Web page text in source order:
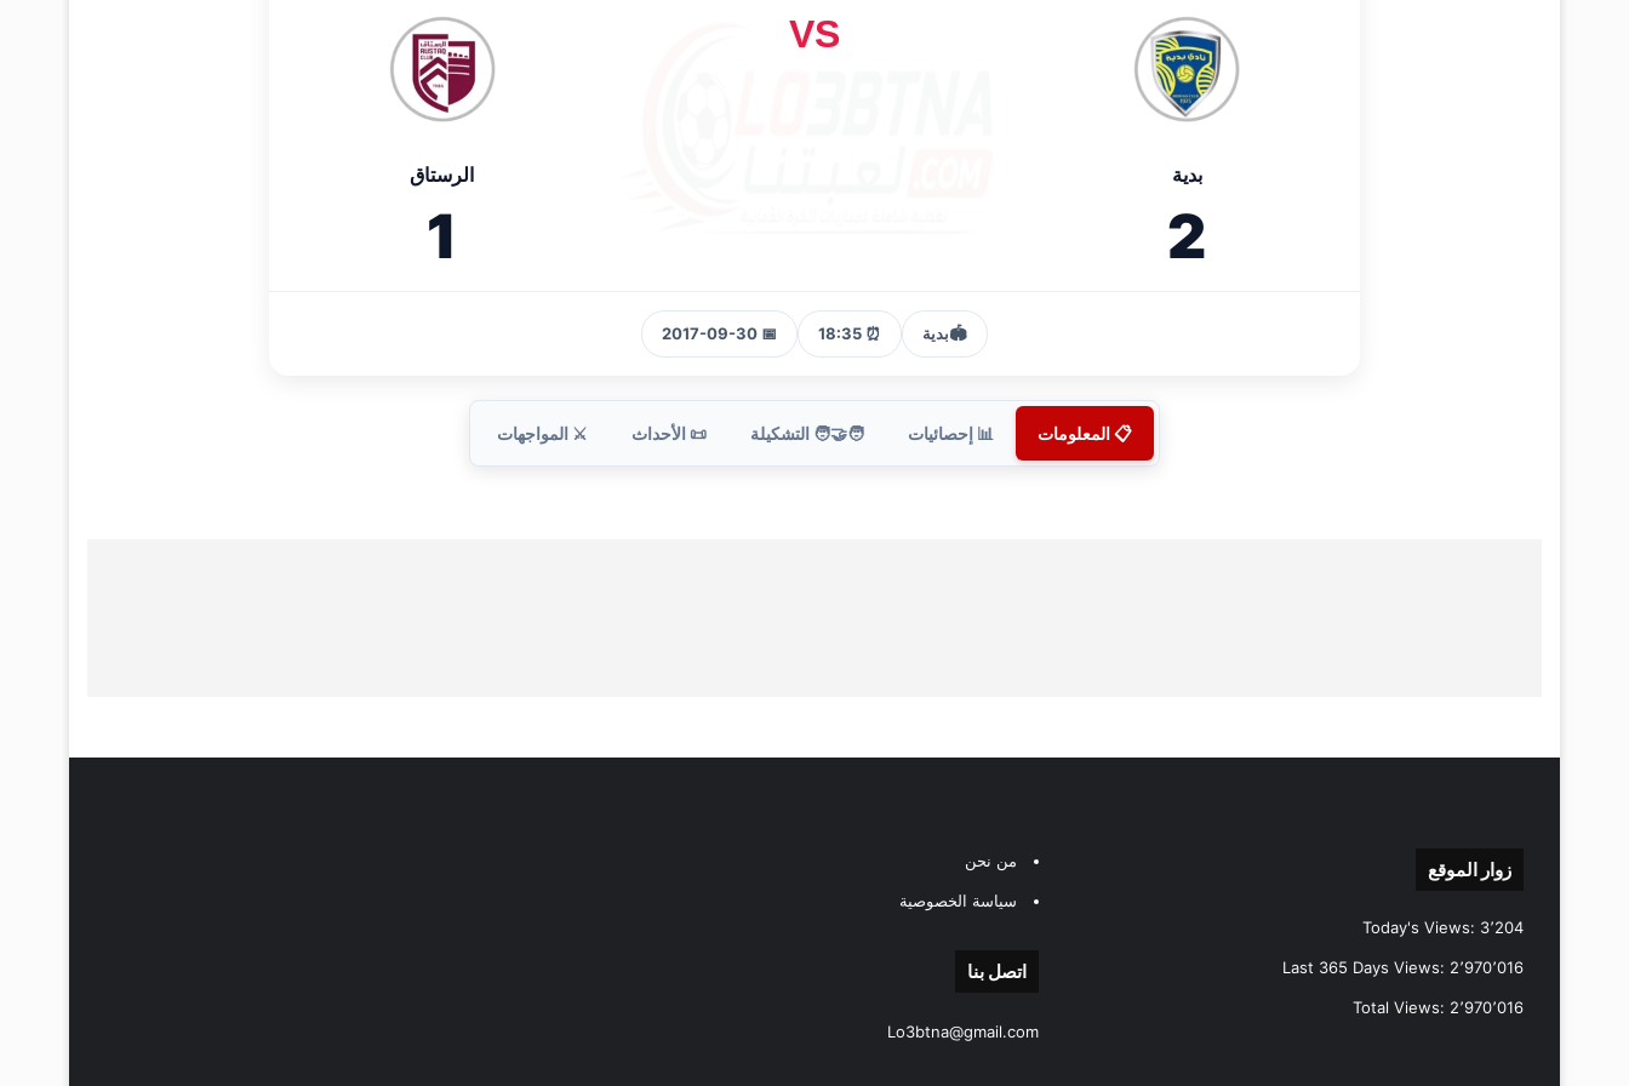
بدية
2
VS
الرستاق
1
🏟️بدية ⏰ 18:35
📅 2017-09-30
📋 المعلومات 📊 إحصائيات 🧑‍🤝‍🧑 التشكيلة 📜 الأحداث ⚔️ المواجهات
زوار الموقع
Today's Views: 3٬204
Last 365 Days Views: 2٬970٬016
Total Views: 2٬970٬016
من نحن
سياسة الخصوصية
اتصل بنا
Lo3btna@gmail.com